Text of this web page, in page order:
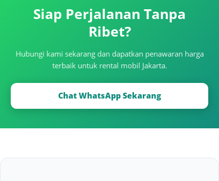
Siap Perjalanan Tanpa
Ribet?
Hubungi kami sekarang dan dapatkan penawaran harga
terbaik untuk rental mobil Jakarta.
Chat WhatsApp Sekarang